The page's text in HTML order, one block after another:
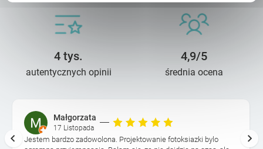
4 tys.
autentycznych opinii
4,9/5
średnia ocena
Małgorzata
17 Listopada
Jestem bardzo zadowolona. Projektowanie fotoksiazki bylo